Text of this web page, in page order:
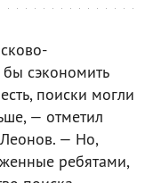
сэкономить
поиски могли
— отметил
— Но,
ребятами,